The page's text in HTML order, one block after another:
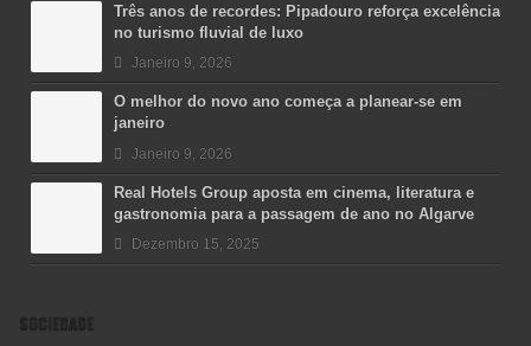
Três anos de recordes: Pipadouro reforça excelência
no turismo fluvial de luxo
Janeiro 9, 2026
O melhor do novo ano começa a planear-se em
janeiro
Janeiro 9, 2026
Real Hotels Group aposta em cinema, literatura e
gastronomia para a passagem de ano no Algarve
Dezembro 15, 2025
SOCIEDADE